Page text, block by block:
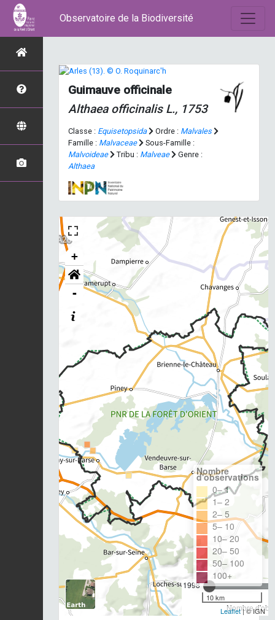
Observatoire de la Biodiversité
Guimauve officinale
Althaea officinalisL., 1753
Classe : Equisetopsida Ordre : Malvales
Famille : Malvaceae
Sous-Famille :
Malvoideae
Tribu : Malveae
Genre :
Althaea
+
-
1998
Nombre
Nombre
d'observations
0– 1
1– 2
2– 5
5– 10
10– 20
20– 50
50– 100
100+
10 km
Leaflet| © IGN